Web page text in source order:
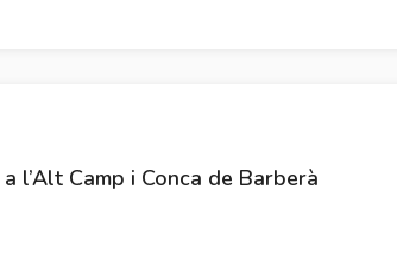
l’Alt Camp i Conca de Barberà